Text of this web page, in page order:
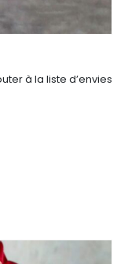
à la liste d’envies